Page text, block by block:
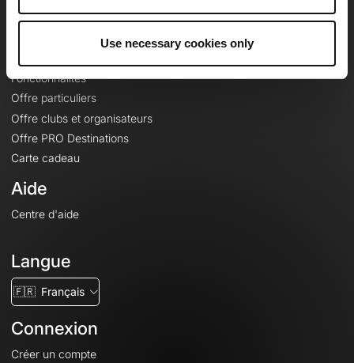
Use necessary cookies only
Fonctionnalités
Offre particuliers
Offre clubs et organisateurs
Offre PRO Destinations
Carte cadeau
Aide
Centre d'aide
Langue
🇫🇷 Français
Connexion
Créer un compte